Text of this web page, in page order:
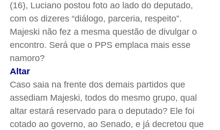
(16), Luciano postou foto ao lado do deputado,
com os dizeres “diálogo, parceria, respeito”.
Majeski não fez a mesma questão de divulgar o
encontro. Será que o PPS emplaca mais esse
namoro?
Altar
Caso saia na frente dos demais partidos que
assediam Majeski, todos do mesmo grupo, qual
altar estará reservado para o deputado? Ele foi
cotado ao governo, ao Senado, e já decretou que